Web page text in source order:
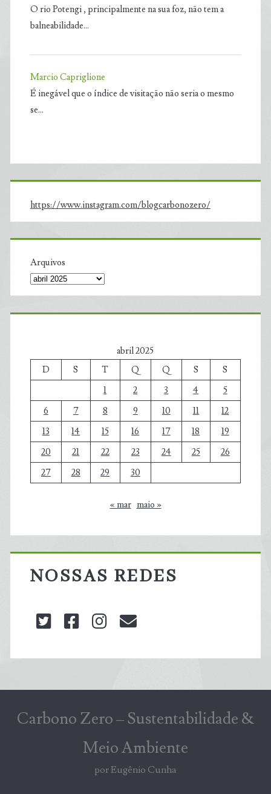
O rio Potengi , principalmente na sua foz, não tem a
balneabilidade…
Marcio Capriglione
É inegável que o índice de visitação não seria o mesmo
se…
https://www.instagram.com/blogcarbonozero/
Arquivos
abril 2025
D
S T Q Q S
S
1
2 3 4
5
6
7 8 9 10 11
12
13
14 15 16 17 18
19
20
21 22 23 24 25
26
27
28 29 30
« mar maio »
NOSSAS REDES
twitterfacebookinstagram
Carbono Zero – Sustentabilidade &
Meio Ambiente
por Eugênio Cunha